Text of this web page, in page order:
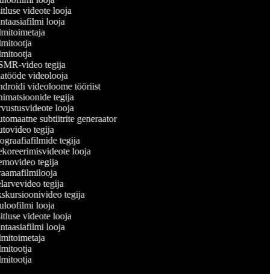
videote looja
looja
video tegija
videolooja
videoloome tööriist
tegija
looja
subtiitrite generaator
tegija
tegija
looja
tegija
tegija
tegija
looja
videote looja
looja